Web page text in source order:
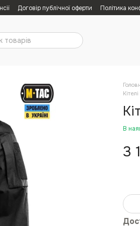
Договір публічної оферти Політика
В
3